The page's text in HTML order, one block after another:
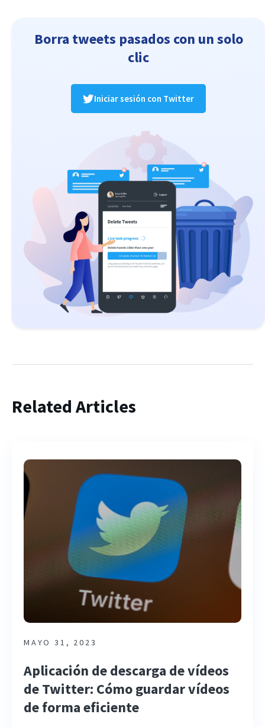
Borra tweets pasados con un solo
clic
Iniciar sesión con Twitter
Related Articles
MAYO 31, 2023
Aplicación de descarga de vídeos
de Twitter: Cómo guardar vídeos
de forma eficiente